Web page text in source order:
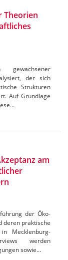
Theorien
der sich
Strukturen
Auf Grundlage
am
der Öko-
deren praktische
Mecklenburg-
werden
sowie…